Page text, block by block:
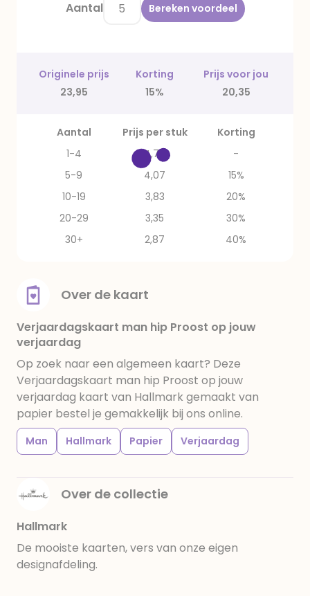
Aantal Bereken voordeel
Originele prijs Korting
Prijs voor jou
23,95
15% 20,35
Aantal Prijs per stuk
Korting
1-4
4,79
-
5-9
4,07
15%
10-19
3,83
20%
20-29
3,35
30%
30+
2,87 40%
Over de kaart
Verjaardagskaart man hip Proost op jouw
verjaardag
Op zoek naar een algemeen kaart? Deze
Verjaardagskaart man hip Proost op jouw
verjaardag kaart van Hallmark gemaakt van
papier bestel je gemakkelijk bij ons online.
Man Hallmark Papier Verjaardag
Over de collectie
Hallmark
De mooiste kaarten, vers van onze eigen
designafdeling.